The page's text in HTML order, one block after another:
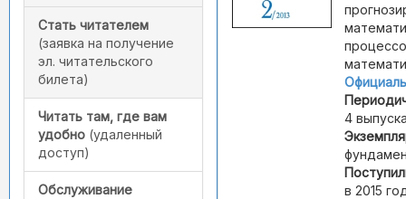
Стать читателем
(заявка на получение
эл. читательского
билета)
Читать там, где вам
удобно (удаленный
доступ)
Обслуживание
4
в 2015